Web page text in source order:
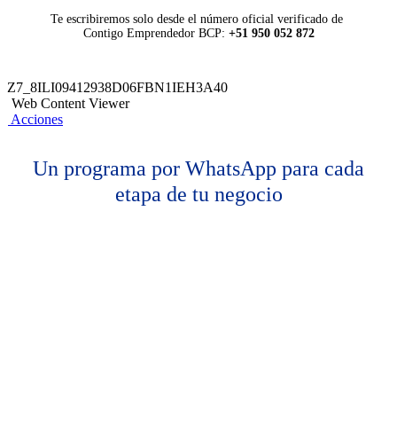
Te escribiremos solo desde el número oficial verificado de
Contigo Emprendedor BCP: +51 950 052 872
Z7_8ILI09412938D06FBN1IEH3A40
Web Content Viewer
Acciones
Un programa por WhatsApp para cada
etapa de tu negocio